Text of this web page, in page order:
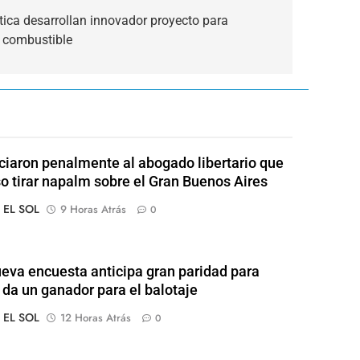
desarrollan innovador proyecto para
penalmente al abogado libertario que
tirar napalm sobre el Gran Buenos Aires
SOL
9 Horas Atrás 0
encuesta anticipa gran paridad para
un ganador para el balotaje
SOL
12 Horas Atrás 0